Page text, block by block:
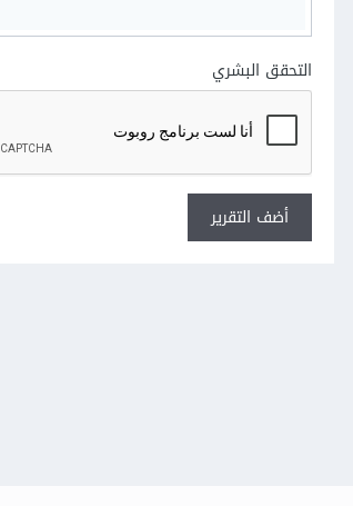
التحقق البشري
أضف التقرير